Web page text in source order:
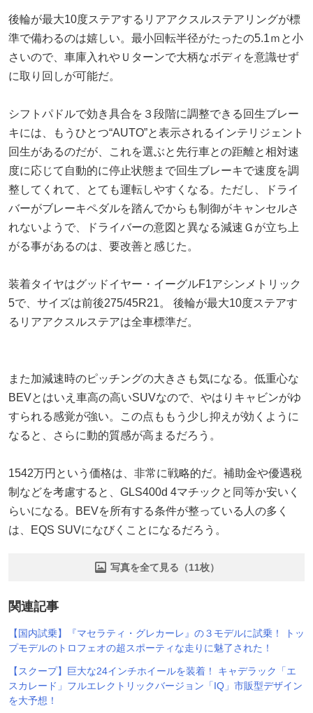
後輪が最大10度ステアするリアアクスルステアリングが標
準で備わるのは嬉しい。最小回転半径がたったの5.1ｍと小
さいので、車庫入れやＵターンで大柄なボディを意識せず
に取り回しが可能だ。
シフトパドルで効き具合を３段階に調整できる回生ブレー
キには、もうひとつ“AUTO”と表示されるインテリジェント
回生があるのだが、これを選ぶと先行車との距離と相対速
度に応じて自動的に停止状態まで回生ブレーキで速度を調
整してくれて、とても運転しやすくなる。ただし、ドライ
バーがブレーキペダルを踏んでからも制御がキャンセルさ
れないようで、ドライバーの意図と異なる減速Ｇが立ち上
がる事があるのは、要改善と感じた。
装着タイヤはグッドイヤー・イーグルF1アシンメトリック
5で、サイズは前後275/45R21。 後輪が最大10度ステアす
るリアアクスルステアは全車標準だ。
また加減速時のピッチングの大きさも気になる。低重心な
BEVとはいえ車高の高いSUVなので、やはりキャビンがゆ
すられる感覚が強い。この点ももう少し抑えが効くように
なると、さらに動的質感が高まるだろう。
1542万円という価格は、非常に戦略的だ。補助金や優遇税
制などを考慮すると、GLS400d 4マチックと同等か安いく
らいになる。BEVを所有する条件が整っている人の多く
は、EQS SUVになびくことになるだろう。
写真を全て見る（11枚）
関連記事
【国内試乗】『マセラティ・グレカーレ』の３モデルに試乗！ トッ
プモデルのトロフェオの超スポーティな走りに魅了された！
【スクープ】巨大な24インチホイールを装着！ キャデラック「エ
スカレード」フルエレクトリックバージョン「IQ」市販型デザイン
を大予想！